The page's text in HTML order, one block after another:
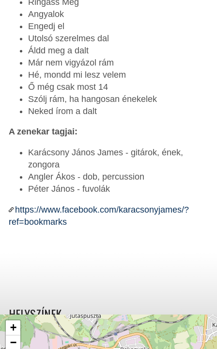
Angyalok
Engedj el
Utolsó szerelmes dal
Áldd meg a dalt
Már nem vigyázol rám
Hé, mondd mi lesz velem
Ő még csak most 14
Szólj rám, ha hangosan énekelek
Neked írom a dalt
A zenekar tagjai:
Karácsony János James - gitárok, ének,
zongora
Angler Ákos - dob, percussion
Péter János - fuvolák
https://www.facebook.com/karacsonyjames/?
ref=bookmarks
+
−
HELYSZÍNEK